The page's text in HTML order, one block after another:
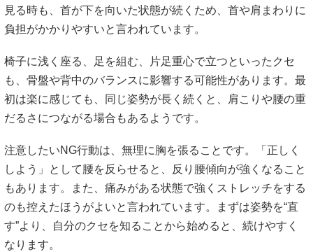
見る時も、首が下を向いた状態が続くため、首や肩まわりに
負担がかかりやすいと言われています。
椅子に浅く座る、足を組む、片足重心で立つといったクセ
も、骨盤や背中のバランスに影響する可能性があります。最
初は楽に感じても、同じ姿勢が長く続くと、肩こりや腰の重
だるさにつながる場合もあるようです。
注意したいNG行動は、無理に胸を張ることです。「正しく
しよう」として腰を反らせると、反り腰傾向が強くなること
もあります。また、痛みがある状態で強くストレッチをする
のも控えたほうがよいと言われています。まずは姿勢を“直
す”より、自分のクセを知ることから始めると、続けやすく
なります。